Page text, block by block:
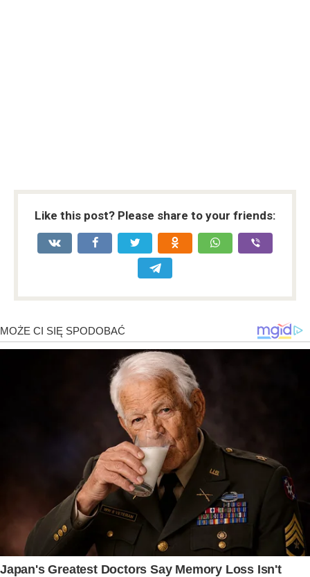
Like this post? Please share to your friends: